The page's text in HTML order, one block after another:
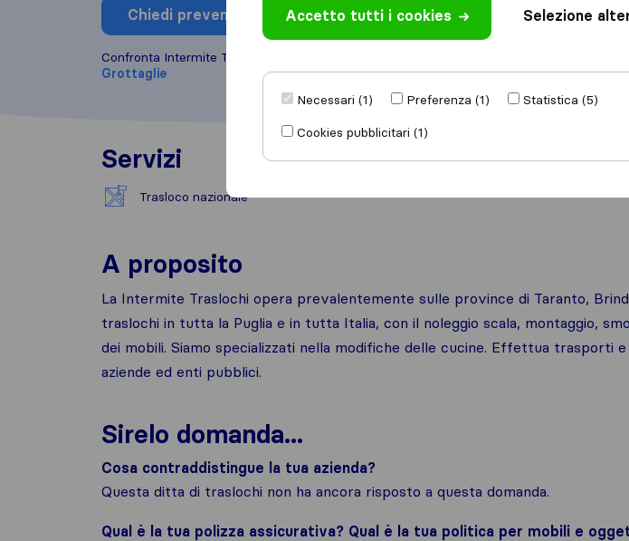
Chiedi preventivo Scrivi una recensione
Confronta Intermite Traslochi con altre
Grottaglie
Servizi
Trasloco nazionale
A proposito
La Intermite Traslochi opera prevalentemente sulle province di Taranto,
traslochi in tutta la Puglia e in tutta Italia, con il noleggio scala, montaggio,
dei mobili. Siamo specializzati nella modifiche delle cucine. Effettua trasporti
aziende ed enti pubblici.
Sirelo domanda...
Cosa contraddistingue la tua azienda?
Questa ditta di traslochi non ha ancora risposto a questa domanda.
Qual è la tua polizza assicurativa? Qual è la tua politica per mobili e
Accetto tutti i cookies Selezione
Necessari (1) Preferenza (1)
Statistica (5)
Cookies pubblicitari (1)